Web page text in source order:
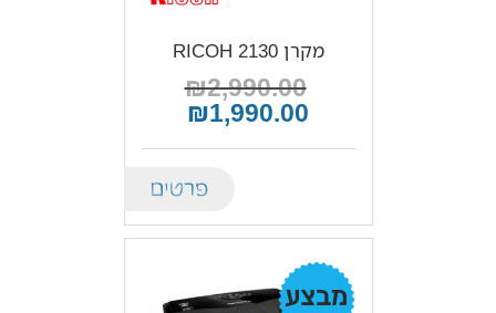
מקרן RICOH 2130
₪2,990.00
₪1,990.00